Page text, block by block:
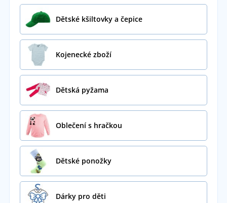
Dětské kšiltovky a čepice
Kojenecké zboží
Dětská pyžama
Oblečení s hračkou
Dětské ponožky
Dárky pro děti